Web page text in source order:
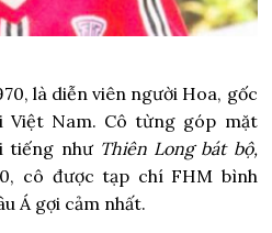
là diễn viên người Hoa, gốc
Việt Nam. Cô từng góp mặt
tiếng như Thiên Long bát bộ,
cô được tạp chí FHM bình
Á gợi cảm nhất.